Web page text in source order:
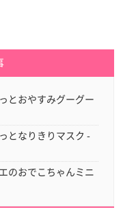
とおやすみグーグー
となりきりマスク -
のおでこちゃんミニ